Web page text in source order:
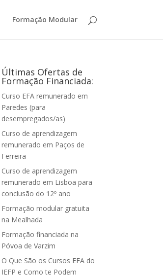
Formação Modular
Últimas Ofertas de
Formação Financiada:
Curso EFA remunerado em
Paredes (para
desempregados/as)
Curso de aprendizagem
remunerado em Paços de
Ferreira
Curso de aprendizagem
remunerado em Lisboa para
conclusão do 12º ano
Formação modular gratuita
na Mealhada
Formação financiada na
Póvoa de Varzim
O Que São os Cursos EFA do
IEFP e Como te Podem